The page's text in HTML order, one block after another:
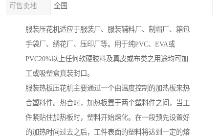
可售卖地 全国
服装压花机适应于服装厂、服装辅料厂、制帽厂、箱包
手袋厂、绣花厂、压印厂等。用于纯PVC、EVA或
PVC20%以上任何软硬胶料及真皮或布类之用途均可加
工或吸塑盒真装封口。
服装热板压花机主要通过一个由温度控制的加热板来热
合塑料件。热合时，加热板置于两个塑料件之间，当工
件紧贴住加热板时，塑料开始熔化。在一段预先设置好
的加热时间过去之后，工件表面的塑料将达到一定的熔